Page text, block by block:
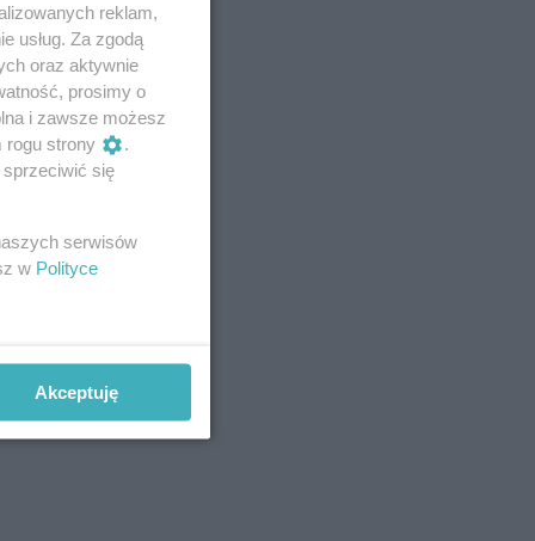
reklam,
usług. Za zgodą
oraz aktywnie
prosimy o
i zawsze możesz
rogu strony
.
się
serwisów
w Polityce
Akceptuję